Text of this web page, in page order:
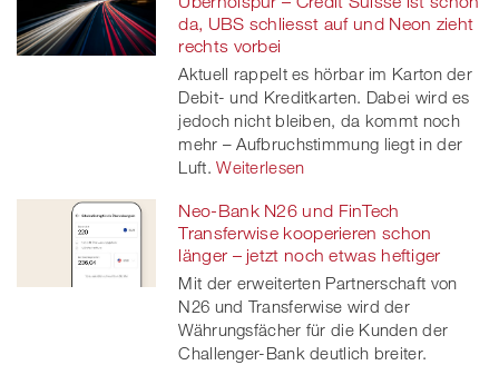
da, UBS schliesst auf und Neon zieht
rechts vorbei
Aktuell rappelt es hörbar im Karton der
Debit- und Kreditkarten. Dabei wird es
jedoch nicht bleiben, da kommt noch
mehr – Aufbruchstimmung liegt in der
Luft. Weiterlesen
Neo-Bank N26 und FinTech
Transferwise kooperieren schon
länger – jetzt noch etwas heftiger
Mit der erweiterten Partnerschaft von
N26 und Transferwise wird der
Währungsfächer für die Kunden der
Challenger-Bank deutlich breiter.